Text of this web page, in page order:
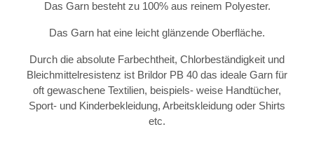
Das Garn besteht zu 100% aus reinem Polyester.
Das Garn hat eine leicht glänzende Oberfläche.
Durch die absolute Farbechtheit, Chlorbeständigkeit und
Bleichmittelresistenz ist Brildor PB 40 das ideale Garn für
oft gewaschene Textilien, beispiels- weise Handtücher,
Sport- und Kinderbekleidung, Arbeitskleidung oder Shirts
etc.